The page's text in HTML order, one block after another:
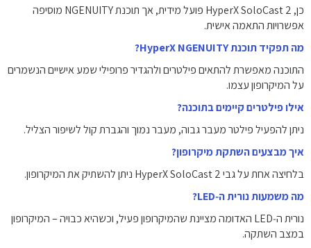
כן, HyperX SoloCast 2 פועל מידית, אך תוכנת NGENUITY מוסיפה
אפשרויות התאמה אישית.
מה תפקיד תוכנת HyperX NGENUITY?
התוכנה מאפשרת להתאים פילטרים ולהגדיר פרופילי שמע אישיים הנשמרים
על המיקרופון עצמו.
אילו פילטרים קיימים בתוכנה?
ניתן להפעיל פילטר מעבר גבוה, מעבר נמוך והגברת קול לשיפור הצליל.
איך מבצעים השתקת מיקרופון?
בלחיצה אחת על גבי HyperX SoloCast 2 ניתן להשתיק את המיקרופון.
מה משמעות נורית ה‑LED?
נורית ה‑LED האדומה מציינת שהמיקרופון פעיל, וכשהיא כבויה – המיקרופון
במצב השתקה.